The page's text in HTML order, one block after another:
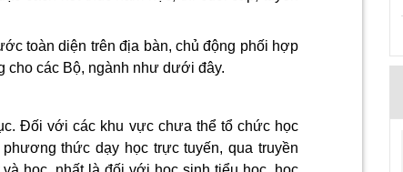
toàn diện trên địa bàn, chủ động phối hợp
cho các Bộ, ngành như dưới đây.
Đối với các khu vực chưa thểtổ chức học
thức dạy học trực tuyến, qua truyền